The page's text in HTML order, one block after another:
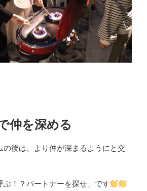
仲を深める
の後は、より仲が深まるようにと交
ぶ！？パートナーを探せ」です